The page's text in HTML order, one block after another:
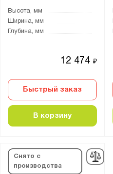
Высота, мм
Ширина, мм
Глубина, мм
12 474₽
Быстрый заказ
В корзину
Снято с
производства